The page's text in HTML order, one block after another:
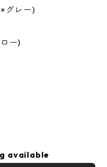
グレー)
ー)
available